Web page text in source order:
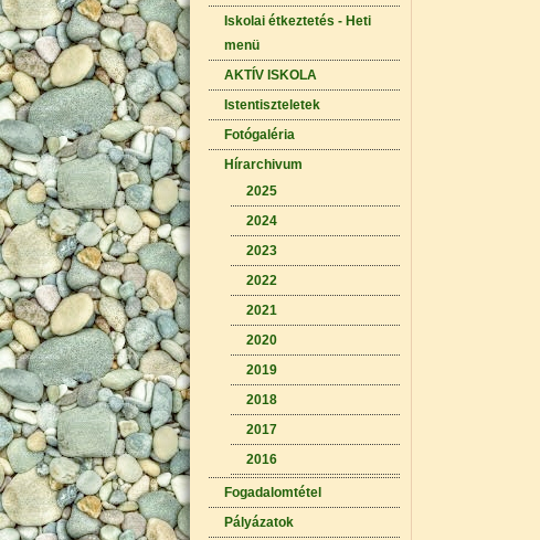
Iskolai étkeztetés - Heti
menü
AKTÍV ISKOLA
Istentiszteletek
Fotógaléria
Hírarchivum
2025
2024
2023
2022
2021
2020
2019
2018
2017
2016
Fogadalomtétel
Pályázatok